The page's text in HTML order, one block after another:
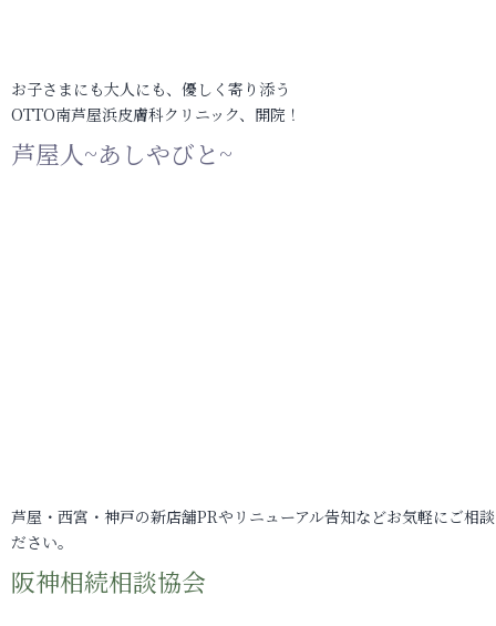
お子さまにも大人にも、優しく寄り添う
OTTO南芦屋浜皮膚科クリニック、開院！
芦屋人~あしやびと~
芦屋・西宮・神戸の新店舗PRやリニューアル告知などお気軽にご相
ださい。
阪神相続相談協会